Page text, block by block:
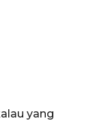
yang